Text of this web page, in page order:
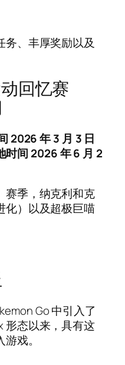
务、丰厚奖励以及
回忆赛
2026 年 3 月 3 日
时间 2026 年 6 月 2
赛季，纳克利和克
化）以及超极巨喵
Go 中引入了
形态以来，具有这
戏。